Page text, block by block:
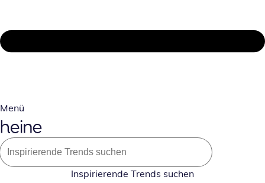
Menü
Inspirierende Trends suchen